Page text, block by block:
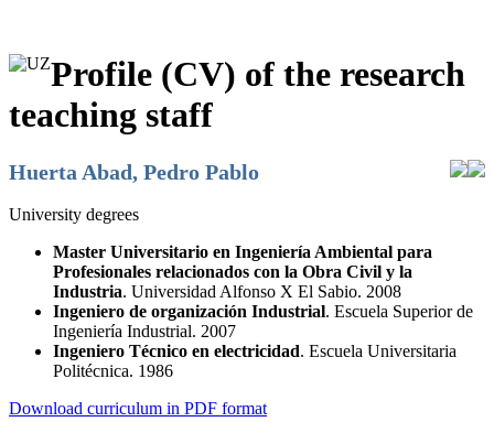
Profile (CV) of the research
teaching staff
Huerta Abad, Pedro Pablo
University degrees
Master Universitario en Ingeniería Ambiental para
Profesionales relacionados con la Obra Civil y la
Industria. Universidad Alfonso X El Sabio. 2008
Ingeniero de organización Industrial. Escuela Superior de
Ingeniería Industrial. 2007
Ingeniero Técnico en electricidad. Escuela Universitaria
Politécnica. 1986
Download curriculum in PDF format